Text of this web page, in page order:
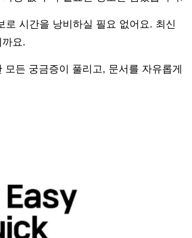
시간을 낭비하실 필요 없어요. 최신
요.
든 궁금증이 풀리고, 문서를 자유롭게